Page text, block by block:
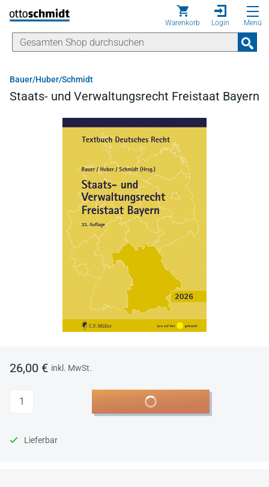
Direkt zum Inhalt
Warenkorb Login Menü
Bauer/Huber/Schmidt
Staats- und Verwaltungsrecht Freistaat Bayern
26,00 € inkl. MwSt.
Anzahl In den Warenkorb
Lieferbar